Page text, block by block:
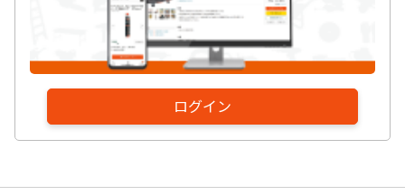
ログイン